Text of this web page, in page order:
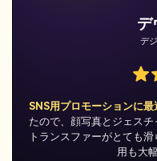
サ
祖母に「ダンス」してもら
サルサ動画をアップ。結
りました。簡単で